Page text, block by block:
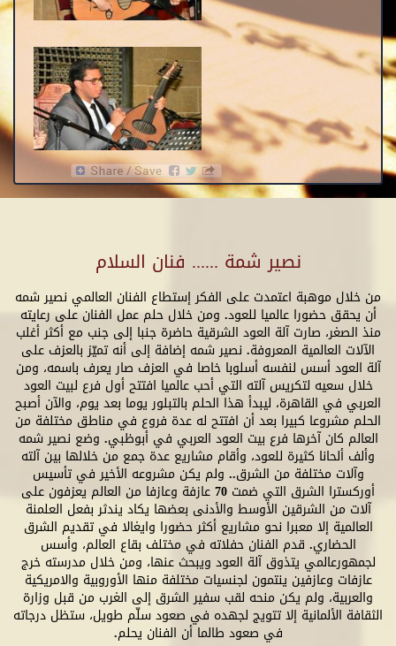
نصير شمة ...... فنان السلام
من خلال موهبة اعتمدت على الفكر إستطاع الفنان العالمي نصير شمه
أن يحقق حضورا عالميا للعود. ومن خلال حلم عمل الفنان على رعايته
منذ الصغر، صارت آلة العود الشرقية حاضرة جنبا إلى جنب مع أكثر أغلب
الآلات العالمية المعروفة. نصير شمه إضافة إلى أنه تميّز بالعزف على
آلة العود أسس لنفسه أسلوبا خاصا في العزف صار يعرف باسمه، ومن
خلال سعيه لتكريس آلته التي أحب عالميا افتتح أول فرع لبيت العود
العربي في القاهرة، ليبدأ هذا الحلم بالتبلور يوما بعد يوم، والآن أصبح
الحلم مشروعا كبيرا بعد أن افتتح له عدة فروع في مناطق مختلفة من
العالم كان آخرها فرع بيت العود العربي في أبوظبي. وضع نصير شمه
وألف ألحانا كثيرة للعود، وأقام مشاريع عدة جمع من خلالها بين آلته
وآلات مختلفة من الشرق.. ولم يكن مشروعه الأخير في تأسيس
أوركسترا الشرق التي ضمت 70 عازفة وعازفا من العالم يعزفون على
آلات من الشرقين الأوسط والأدنى بعضها يكاد يندثر بفعل العلمنة
العالمية إلا معبرا نحو مشاريع أكثر حضورا وايغالا في تقديم الشرق
الحضاري. قدم الفنان حفلاته في مختلف بقاع العالم، وأسس
لجمهورعالمي يتذوق آلة العود ويبحث عنها، ومن خلال مدرسته خرج
عازفات وعازفين ينتمون لجنسيات مختلفة منها الأوروبية والامريكية
والعربية، ولم يكن منحه لقب سفير الشرق إلى الغرب من قبل وزارة
الثقافة الألمانية إلا تتويج لجهده في صعود سلّم طويل، ستظل درجاته
في صعود طالما أن الفنان يحلم.